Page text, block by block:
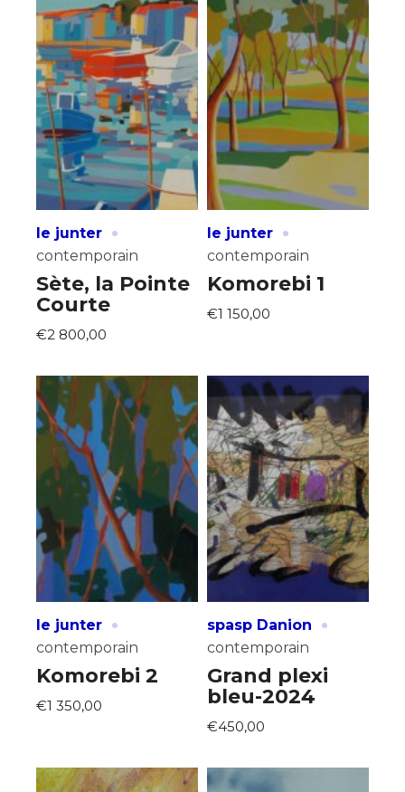
le junter ·
contemporain
Sète, la Pointe
Courte
€2 800,00
le junter ·
contemporain
Komorebi 1
€1 150,00
le junter ·
contemporain
Komorebi 2
€1 350,00
spasp Danion ·
contemporain
Grand plexi
bleu-2024
€450,00